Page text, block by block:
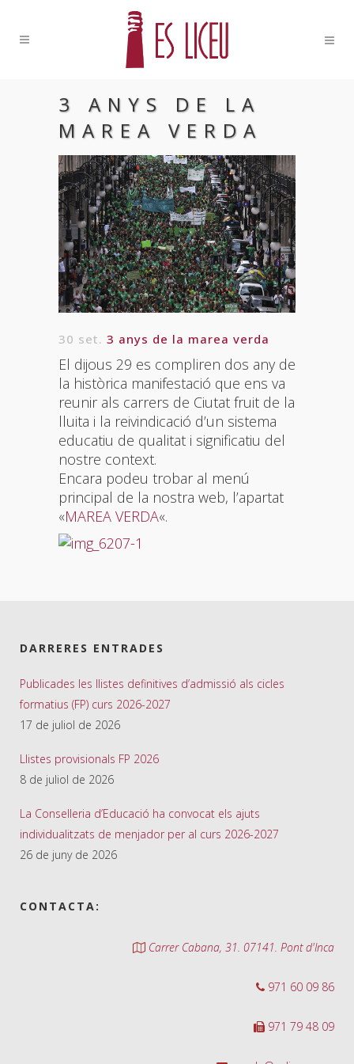
3 ANYS DE LA
MAREA VERDA
30 set. 3 anys de la marea verda
El dijous 29 es compliren dos any de
la històrica manifestació que ens va
reunir als carrers de Ciutat fruit de la
lluita i la reivindicació d’un sistema
educatiu de qualitat i significatiu del
nostre context.
Encara podeu trobar al menú
principal de la nostra web, l’apartat
«MAREA VERDA«.
DARRERES ENTRADES
Publicades les llistes definitives d’admissió als cicles
formatius (FP) curs 2026-2027
17 de juliol de 2026
Llistes provisionals FP 2026
8 de juliol de 2026
La Conselleria d’Educació ha convocat els ajuts
individualitzats de menjador per al curs 2026-2027
26 de juny de 2026
CONTACTA:
Carrer Cabana, 31. 07141. Pont d'Inca
971 60 09 86
971 79 48 09